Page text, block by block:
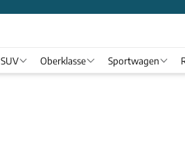
SUV Oberklasse Sportwagen